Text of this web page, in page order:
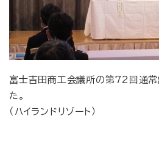
富士吉田商工会議所の第72回通常
た。
（ハイランドリゾート）